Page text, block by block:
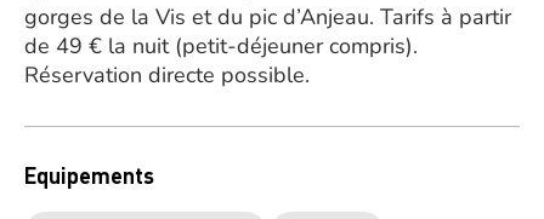
gorges de la Vis et du pic d’Anjeau. Tarifs à partir
de 49 € la nuit (petit-déjeuner compris).
Réservation directe possible.
Equipements